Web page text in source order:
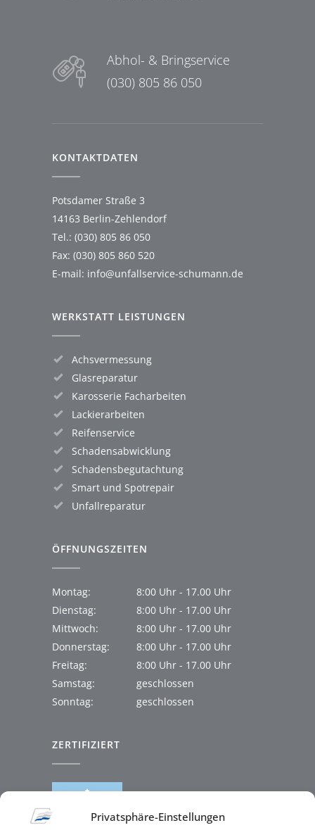
Privatsphäre-Einstellungen
Abhol- & Bringservice
(030) 805 86 050
KONTAKTDATEN
Potsdamer Straße 3
14163 Berlin-Zehlendorf
Tel.: (030) 805 86 050
Fax: (030) 805 860 520
E-mail: info@unfallservice-schumann.de
WERKSTATT LEISTUNGEN
Achsvermessung
Glasreparatur
Karosserie Facharbeiten
Lackierarbeiten
Reifenservice
Schadensabwicklung
Schadensbegutachtung
Smart und Spotrepair
Unfallreparatur
ÖFFNUNGSZEITEN
Montag:
8:00 Uhr - 17.00 Uhr
Dienstag:
8:00 Uhr - 17.00 Uhr
Mittwoch:
8:00 Uhr - 17.00 Uhr
Donnerstag:
8:00 Uhr - 17.00 Uhr
Freitag:
8:00 Uhr - 17.00 Uhr
Samstag:
geschlossen
Sonntag:
geschlossen
ZERTIFIZIERT